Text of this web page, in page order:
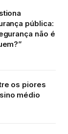
pública:
não é
os piores
médio